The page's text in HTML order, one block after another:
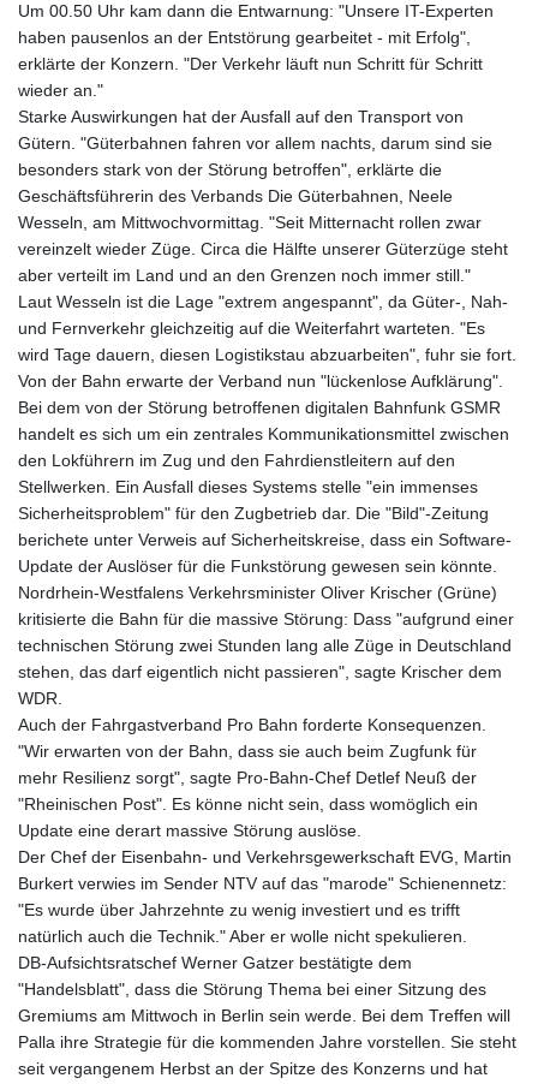
Um 00.50 Uhr kam dann die Entwarnung: "Unsere IT-Experten
haben pausenlos an der Entstörung gearbeitet - mit Erfolg",
erklärte der Konzern. "Der Verkehr läuft nun Schritt für Schritt
wieder an."
Starke Auswirkungen hat der Ausfall auf den Transport von
Gütern. "Güterbahnen fahren vor allem nachts, darum sind sie
besonders stark von der Störung betroffen", erklärte die
Geschäftsführerin des Verbands Die Güterbahnen, Neele
Wesseln, am Mittwochvormittag. "Seit Mitternacht rollen zwar
vereinzelt wieder Züge. Circa die Hälfte unserer Güterzüge steht
aber verteilt im Land und an den Grenzen noch immer still."
Laut Wesseln ist die Lage "extrem angespannt", da Güter-, Nah-
und Fernverkehr gleichzeitig auf die Weiterfahrt warteten. "Es
wird Tage dauern, diesen Logistikstau abzuarbeiten", fuhr sie fort.
Von der Bahn erwarte der Verband nun "lückenlose Aufklärung".
Bei dem von der Störung betroffenen digitalen Bahnfunk GSMR
handelt es sich um ein zentrales Kommunikationsmittel zwischen
den Lokführern im Zug und den Fahrdienstleitern auf den
Stellwerken. Ein Ausfall dieses Systems stelle "ein immenses
Sicherheitsproblem" für den Zugbetrieb dar. Die "Bild"-Zeitung
berichete unter Verweis auf Sicherheitskreise, dass ein Software-
Update der Auslöser für die Funkstörung gewesen sein könnte.
Nordrhein-Westfalens Verkehrsminister Oliver Krischer (Grüne)
kritisierte die Bahn für die massive Störung: Dass "aufgrund einer
technischen Störung zwei Stunden lang alle Züge in Deutschland
stehen, das darf eigentlich nicht passieren", sagte Krischer dem
WDR.
Auch der Fahrgastverband Pro Bahn forderte Konsequenzen.
"Wir erwarten von der Bahn, dass sie auch beim Zugfunk für
mehr Resilienz sorgt", sagte Pro-Bahn-Chef Detlef Neuß der
"Rheinischen Post". Es könne nicht sein, dass womöglich ein
Update eine derart massive Störung auslöse.
Der Chef der Eisenbahn- und Verkehrsgewerkschaft EVG, Martin
Burkert verwies im Sender NTV auf das "marode" Schienennetz:
"Es wurde über Jahrzehnte zu wenig investiert und es trifft
natürlich auch die Technik." Aber er wolle nicht spekulieren.
DB-Aufsichtsratschef Werner Gatzer bestätigte dem
"Handelsblatt", dass die Störung Thema bei einer Sitzung des
Gremiums am Mittwoch in Berlin sein werde. Bei dem Treffen will
Palla ihre Strategie für die kommenden Jahre vorstellen. Sie steht
seit vergangenem Herbst an der Spitze des Konzerns und hat